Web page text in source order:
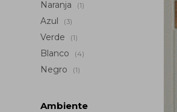
Naranja (1)
Azul (3)
Verde (1)
Blanco (4)
Negro (1)
Ambiente